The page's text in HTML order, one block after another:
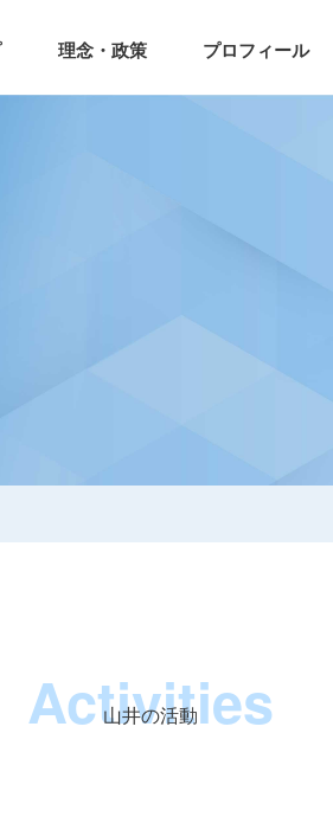
理念・政策 プロフィール
Activities
山井の活動